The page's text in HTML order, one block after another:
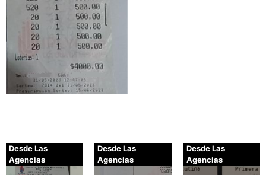
Desde Las
Agencias
Desde Las
Agencias
Desde Las
Agencias